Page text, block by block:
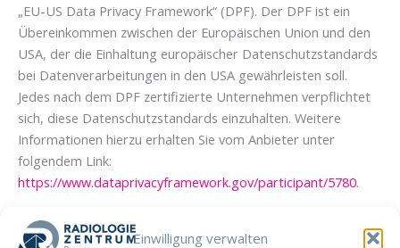
Einwilligung verwalten
„EU-US Data Privacy Framework“ (DPF). Der DPF ist ein
Übereinkommen zwischen der Europäischen Union und den
USA, der die Einhaltung europäischer Datenschutzstandards
bei Datenverarbeitungen in den USA gewährleisten soll.
Jedes nach dem DPF zertifizierte Unternehmen verpflichtet
sich, diese Datenschutzstandards einzuhalten. Weitere
Informationen hierzu erhalten Sie vom Anbieter unter
folgendem Link:
https://www.dataprivacyframework.gov/participant/5780.
6. Eigene Dienste